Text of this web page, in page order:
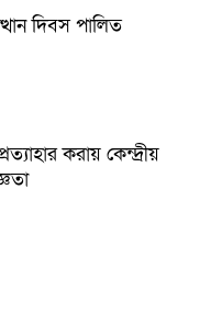
দিবস পালিত
করায় কেন্দ্রীয়